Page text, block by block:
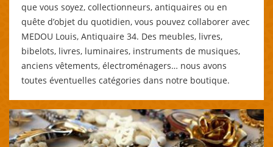
que vous soyez, collectionneurs, antiquaires ou en
quête d’objet du quotidien, vous pouvez collaborer avec
MEDOU Louis, Antiquaire 34. Des meubles, livres,
bibelots, livres, luminaires, instruments de musiques,
anciens vêtements, électroménagers… nous avons
toutes éventuelles catégories dans notre boutique.